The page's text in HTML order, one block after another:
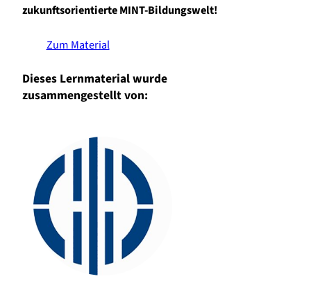
zukunftsorientierte MINT-Bildungswelt!
Zum Material
Dieses Lernmaterial wurde
zusammengestellt von: